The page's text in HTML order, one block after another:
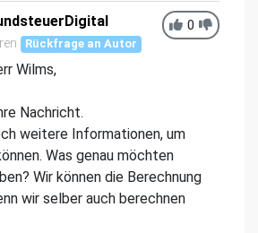
0
Rückfrage an Autor
Wilms,
Nachricht.
weitere Informationen, um
Was genau möchten
Wir können die Berechnung
wir selber auch berechnen